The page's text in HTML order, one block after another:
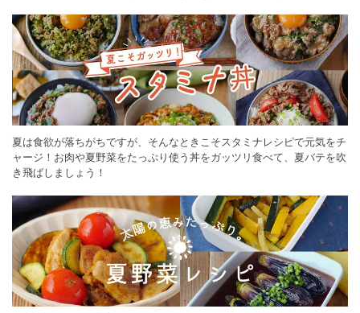
夏は食欲が落ちがちですが、そんなときこそスタミナレシピで元気をチ
ャージ！お肉や夏野菜をたっぷり使う丼をガッツリ食べて、夏バテを吹
き飛ばしましょう！